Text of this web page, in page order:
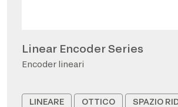
Linear Encoder Series
Encoder lineari
LINEARE OTTICO SPAZIO